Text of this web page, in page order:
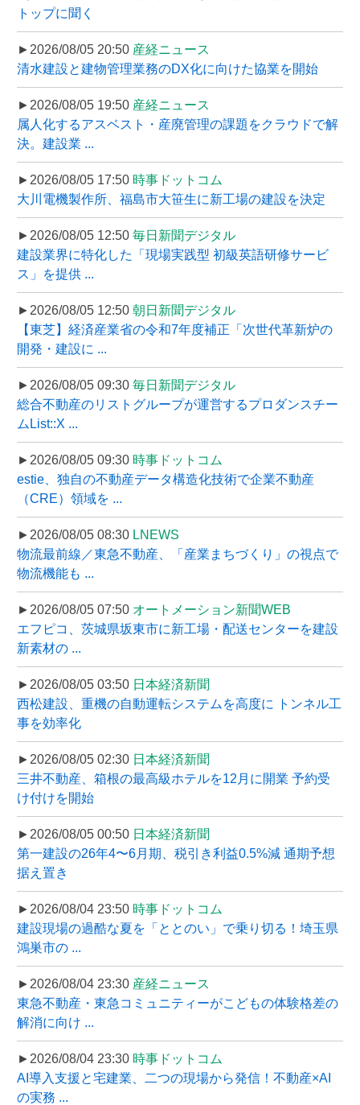
トップに聞く
►2026/08/05 20:50 産経ニュース
清水建設と建物管理業務のDX化に向けた協業を開始
►2026/08/05 19:50 産経ニュース
属人化するアスベスト・産廃管理の課題をクラウドで解
決。建設業 ...
►2026/08/05 17:50 時事ドットコム
大川電機製作所、福島市大笹生に新工場の建設を決定
►2026/08/05 12:50 毎日新聞デジタル
建設業界に特化した「現場実践型 初級英語研修サービ
ス」を提供 ...
►2026/08/05 12:50 朝日新聞デジタル
【東芝】経済産業省の令和7年度補正「次世代革新炉の
開発・建設に ...
►2026/08/05 09:30 毎日新聞デジタル
総合不動産のリストグループが運営するプロダンスチー
ムList::X ...
►2026/08/05 09:30 時事ドットコム
estie、独自の不動産データ構造化技術で企業不動産
（CRE）領域を ...
►2026/08/05 08:30 LNEWS
物流最前線／東急不動産、「産業まちづくり」の視点で
物流機能も ...
►2026/08/05 07:50 オートメーション新聞WEB
エフピコ、茨城県坂東市に新工場・配送センターを建設
新素材の ...
►2026/08/05 03:50 日本経済新聞
西松建設、重機の自動運転システムを高度に トンネル工
事を効率化
►2026/08/05 02:30 日本経済新聞
三井不動産、箱根の最高級ホテルを12月に開業 予約受
け付けを開始
►2026/08/05 00:50 日本経済新聞
第一建設の26年4〜6月期、税引き利益0.5%減 通期予想
据え置き
►2026/08/04 23:50 時事ドットコム
建設現場の過酷な夏を「ととのい」で乗り切る！埼玉県
鴻巣市の ...
►2026/08/04 23:30 産経ニュース
東急不動産・東急コミュニティーがこどもの体験格差の
解消に向け ...
►2026/08/04 23:30 時事ドットコム
AI導入支援と宅建業、二つの現場から発信！不動産×AI
の実務 ...